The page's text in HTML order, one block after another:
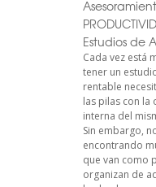
Estudios de
Cada vez está
tener un
rentable
las pilas con la
interna del
Sin embargo,
encontrando
que van como
organizan de